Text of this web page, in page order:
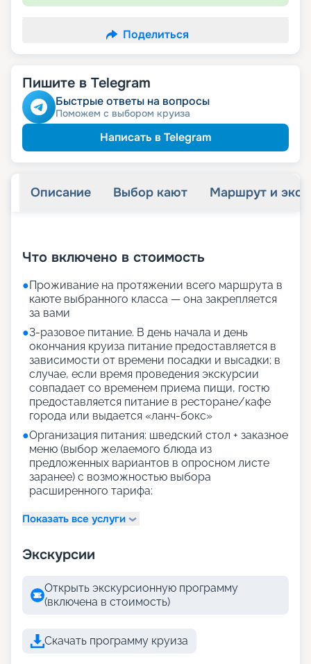
Поделиться
Пишите в Telegram
Быстрые ответы на вопросы
Поможем с выбором круиза
Написать в Telegram
Описание Выбор кают Маршрут и
Что включено в стоимость
●Проживание на протяжении всего маршрута в
каюте выбранного класса — она закрепляется
за вами
●3-разовое питание. В день начала и день
окончания круиза питание предоставляется в
зависимости от времени посадки и высадки; в
случае, если время проведения экскурсии
совпадает со временем приема пищи, гостю
предоставляется питание в ресторане/кафе
города или выдается «ланч-бокс»
●Организация питания: шведский стол + заказное
меню (выбор желаемого блюда из
предложенных вариантов в опросном листе
заранее) с возможностью выбора
расширенного тарифа:
Показать все услуги
Экскурсии
Открыть экскурсионную программу
(включена в стоимость)
Скачать программу круиза